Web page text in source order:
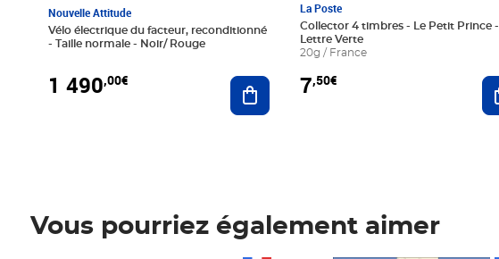
Nouvelle Attitude
Vélo électrique du facteur, reconditionné
- Taille normale - Noir/ Rouge
1 490,00€ Ajouter au panier
La Poste
Collector 4 timbres - Le Petit Prince -
Lettre Verte
20g / France
7,50€
Vous pourriez également aimer